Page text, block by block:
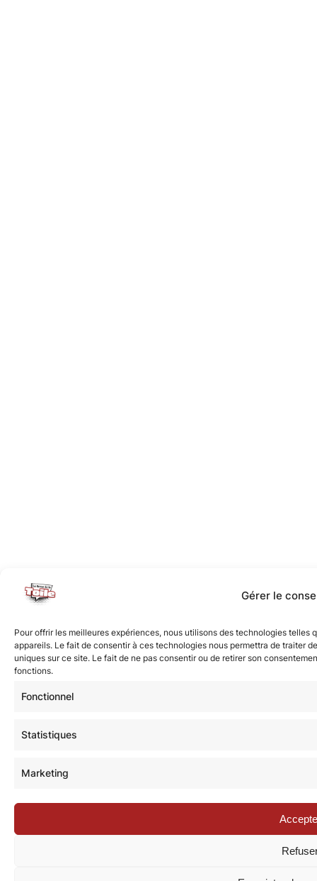
Gérer le
Pour offrir les meilleures expériences, nous utilisons des technologies
appareils. Le fait de consentir à ces technologies nous permettra de traiter
uniques sur ce site. Le fait de ne pas consentir ou de retirer son
fonctions.
Fonctionnel
Statistiques
Marketing